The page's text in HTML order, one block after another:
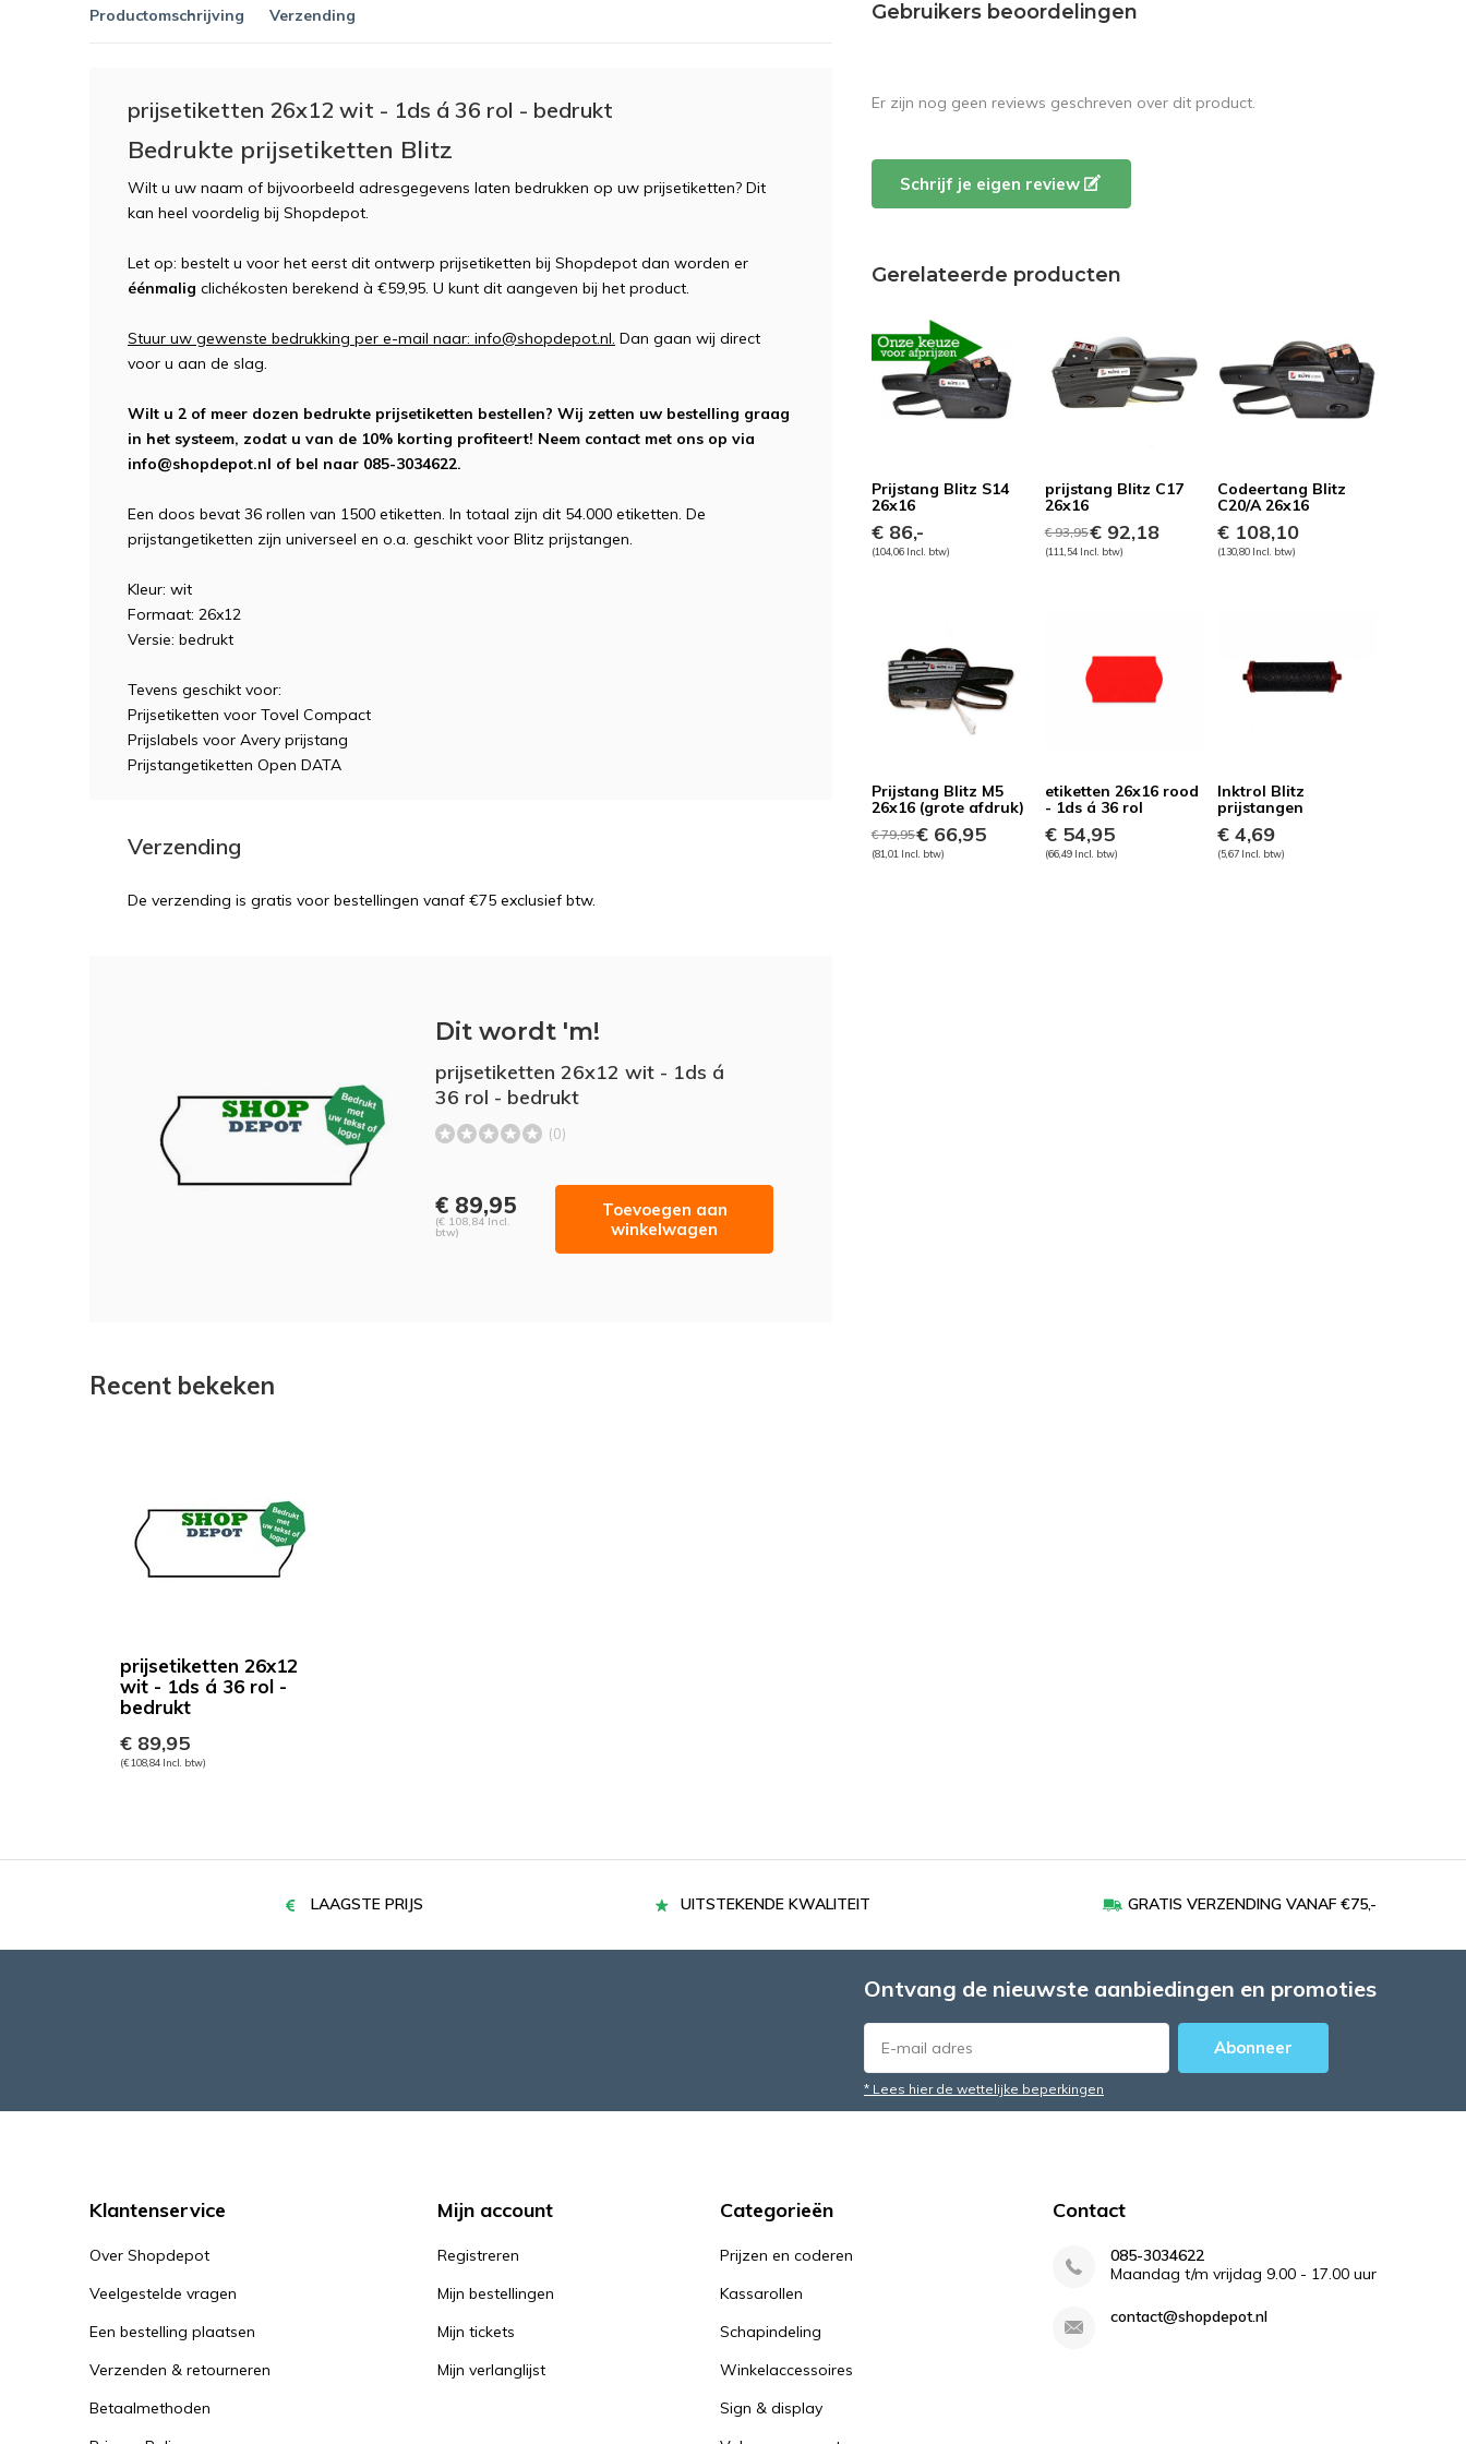
Productomschrijving Verzending
prijsetiketten 26x12 wit - 1ds á 36 rol - bedrukt
Bedrukte prijsetiketten Blitz
Wilt u uw naam of bijvoorbeeld adresgegevens laten bedrukken op uw prijsetiketten? Dit
kan heel voordelig bij Shopdepot.
Let op: bestelt u voor het eerst dit ontwerp prijsetiketten bij Shopdepot dan worden er
éénmalig clichékosten berekend à €59,95. U kunt dit aangeven bij het product.
Stuur uw gewenste bedrukking per e-mail naar: info@shopdepot.nl. Dan gaan wij direct
voor u aan de slag.
Wilt u 2 of meer dozen bedrukte prijsetiketten bestellen? Wij zetten uw bestelling graag
in het systeem, zodat u van de 10% korting profiteert! Neem contact met ons op via
info@shopdepot.nl of bel naar 085-3034622.
Een doos bevat 36 rollen van 1500 etiketten. In totaal zijn dit 54.000 etiketten. De
prijstangetiketten zijn universeel en o.a. geschikt voor Blitz prijstangen.
Kleur: wit
Formaat: 26x12
Versie: bedrukt
Tevens geschikt voor:
Prijsetiketten voor Tovel Compact
Prijslabels voor Avery prijstang
Prijstangetiketten Open DATA
Verzending
De verzending is gratis voor bestellingen vanaf €75 exclusief btw.
Dit wordt 'm!
prijsetiketten 26x12 wit - 1ds á
36 rol - bedrukt
(0)
€ 89,95
(€ 108,84 Incl.
btw)
Toevoegen aan
winkelwagen
Gebruikers beoordelingen
Er zijn nog geen reviews geschreven over dit product.
Schrijf je eigen review
Gerelateerde producten
Prijstang Blitz S14
26x16
€ 86,-
(104,06 Incl. btw)
prijstang Blitz C17
26x16
€ 93,95€ 92,18
(111,54 Incl. btw)
Codeertang Blitz
C20/A 26x16
€ 108,10
(130,80 Incl. btw)
Prijstang Blitz M5
26x16 (grote afdruk)
€ 79,95€ 66,95
(81,01 Incl. btw)
etiketten 26x16 rood
- 1ds á 36 rol
€ 54,95
(66,49 Incl. btw)
Inktrol Blitz
prijstangen
€ 4,69
(5,67 Incl. btw)
Recent bekeken
prijsetiketten 26x12
wit - 1ds á 36 rol -
bedrukt
€ 89,95
(€ 108,84 Incl. btw)
LAAGSTE PRIJS UITSTEKENDE KWALITEIT GRATIS VERZENDING VANAF €75,-
Ontvang de nieuwste aanbiedingen en promoties
Abonneer
* Lees hier de wettelijke beperkingen
Klantenservice
Over Shopdepot
Veelgestelde vragen
Een bestelling plaatsen
Verzenden & retourneren
Betaalmethoden
Mijn account
Registreren
Mijn bestellingen
Mijn tickets
Mijn verlanglijst
Categorieën
Prijzen en coderen
Kassarollen
Schapindeling
Winkelaccessoires
Sign & display
Contact
085-3034622
Maandag t/m vrijdag 9.00 - 17.00 uur
contact@shopdepot.nl